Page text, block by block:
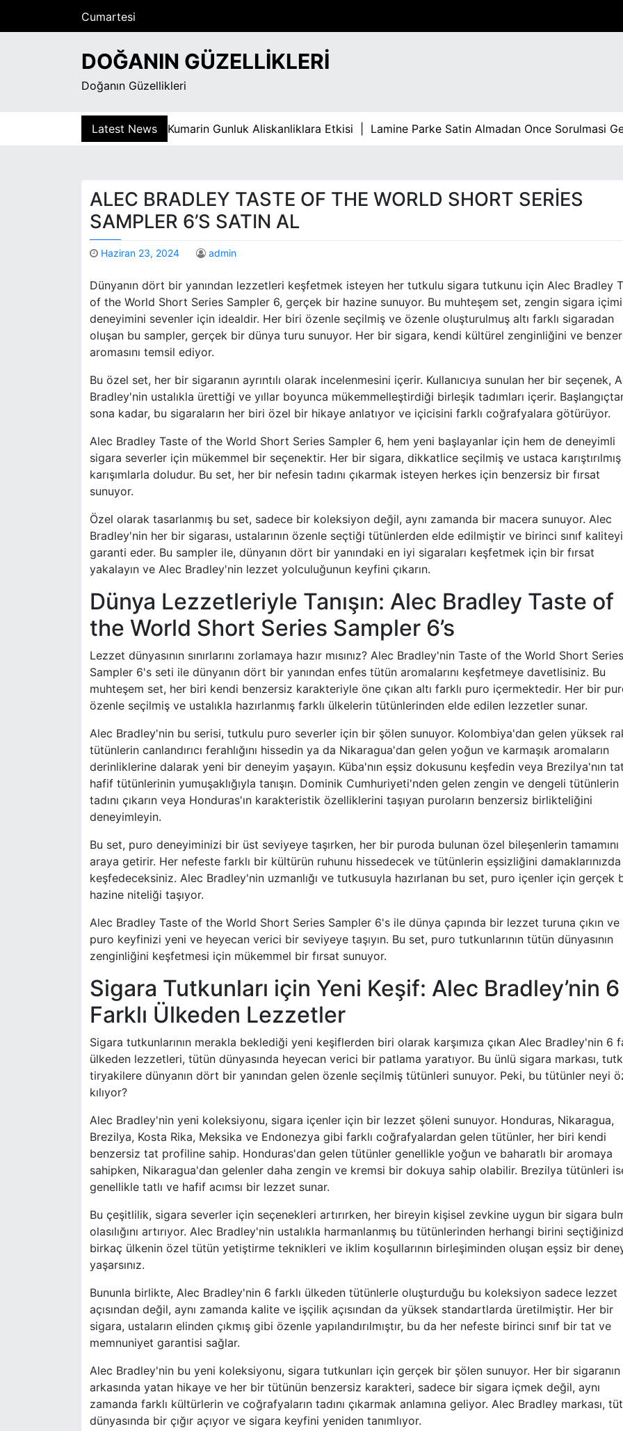
Cumartesi
Ağustos 8, 2026
5:58 pm
DOĞANIN GÜZELLIKLERI
Doğanın Güzellikleri
Latest NewsKumarin Gunluk Aliskanliklara Etkisi |Lamine Parke Satin Almadan Once Sorulmasi
ALEC BRADLEY TASTE OF THE WORLD SHORT SERIES
SAMPLER 6’S SATIN AL
Haziran 23, 2024 admin
Dünyanın dört bir yanından lezzetleri keşfetmek isteyen her tutkulu sigara tutkunu için Alec Bradley
of the World Short Series Sampler 6, gerçek bir hazine sunuyor. Bu muhteşem set, zengin sigara içimi
deneyimini sevenler için idealdir. Her biri özenle seçilmiş ve özenle oluşturulmuş altı farklı sigaradan
oluşan bu sampler, gerçek bir dünya turu sunuyor. Her bir sigara, kendi kültürel zenginliğini ve
aromasını temsil ediyor.
Bu özel set, her bir sigaranın ayrıntılı olarak incelenmesini içerir. Kullanıcıya sunulan her bir seçenek,
Bradley'nin ustalıkla ürettiği ve yıllar boyunca mükemmelleştirdiği birleşik tadımları içerir.
sona kadar, bu sigaraların her biri özel bir hikaye anlatıyor ve içicisini farklı coğrafyalara götürüyor.
Alec Bradley Taste of the World Short Series Sampler 6, hem yeni başlayanlar için hem de deneyimli
sigara severler için mükemmel bir seçenektir. Her bir sigara, dikkatlice seçilmiş ve ustaca
karışımlarla doludur. Bu set, her bir nefesin tadını çıkarmak isteyen herkes için benzersiz bir fırsat
sunuyor.
Özel olarak tasarlanmış bu set, sadece bir koleksiyon değil, aynı zamanda bir macera sunuyor. Alec
Bradley'nin her bir sigarası, ustalarının özenle seçtiği tütünlerden elde edilmiştir ve birinci sınıf kaliteyi
garanti eder. Bu sampler ile, dünyanın dört bir yanındaki en iyi sigaraları keşfetmek için bir fırsat
yakalayın ve Alec Bradley'nin lezzet yolculuğunun keyfini çıkarın.
Dünya Lezzetleriyle Tanışın: Alec Bradley Taste of
the World Short Series Sampler 6’s
Lezzet dünyasının sınırlarını zorlamaya hazır mısınız? Alec Bradley'nin Taste of the World Short Series
Sampler 6's seti ile dünyanın dört bir yanından enfes tütün aromalarını keşfetmeye davetlisiniz. Bu
muhteşem set, her biri kendi benzersiz karakteriyle öne çıkan altı farklı puro içermektedir. Her bir
özenle seçilmiş ve ustalıkla hazırlanmış farklı ülkelerin tütünlerinden elde edilen lezzetler sunar.
Alec Bradley'nin bu serisi, tutkulu puro severler için bir şölen sunuyor. Kolombiya'dan gelen yüksek
tütünlerin canlandırıcı ferahlığını hissedin ya da Nikaragua'dan gelen yoğun ve karmaşık aromaların
derinliklerine dalarak yeni bir deneyim yaşayın. Küba'nın eşsiz dokusunu keşfedin veya Brezilya'nın
hafif tütünlerinin yumuşaklığıyla tanışın. Dominik Cumhuriyeti'nden gelen zengin ve dengeli tütünlerin
tadını çıkarın veya Honduras'ın karakteristik özelliklerini taşıyan puroların benzersiz birlikteliğini
deneyimleyin.
Bu set, puro deneyiminizi bir üst seviyeye taşırken, her bir puroda bulunan özel bileşenlerin tamamını
araya getirir. Her nefeste farklı bir kültürün ruhunu hissedecek ve tütünlerin eşsizliğini damaklarınızda
keşfedeceksiniz. Alec Bradley'nin uzmanlığı ve tutkusuyla hazırlanan bu set, puro içenler için gerçek
hazine niteliği taşıyor.
Alec Bradley Taste of the World Short Series Sampler 6's ile dünya çapında bir lezzet turuna çıkın ve
puro keyfinizi yeni ve heyecan verici bir seviyeye taşıyın. Bu set, puro tutkunlarının tütün dünyasının
zenginliğini keşfetmesi için mükemmel bir fırsat sunuyor.
Sigara Tutkunları için Yeni Keşif: Alec Bradley’nin 6
Farklı Ülkeden Lezzetler
Sigara tutkunlarının merakla beklediği yeni keşiflerden biri olarak karşımıza çıkan Alec Bradley'nin 6
ülkeden lezzetleri, tütün dünyasında heyecan verici bir patlama yaratıyor. Bu ünlü sigara markası,
tiryakilere dünyanın dört bir yanından gelen özenle seçilmiş tütünleri sunuyor. Peki, bu tütünler neyi
kılıyor?
Alec Bradley'nin yeni koleksiyonu, sigara içenler için bir lezzet şöleni sunuyor. Honduras, Nikaragua,
Brezilya, Kosta Rika, Meksika ve Endonezya gibi farklı coğrafyalardan gelen tütünler, her biri kendi
benzersiz tat profiline sahip. Honduras'dan gelen tütünler genellikle yoğun ve baharatlı bir aromaya
sahipken, Nikaragua'dan gelenler daha zengin ve kremsi bir dokuya sahip olabilir. Brezilya tütünleri
genellikle tatlı ve hafif acımsı bir lezzet sunar.
Bu çeşitlilik, sigara severler için seçenekleri artırırken, her bireyin kişisel zevkine uygun bir sigara
olasılığını artırıyor. Alec Bradley'nin ustalıkla harmanlanmış bu tütünlerinden herhangi birini
birkaç ülkenin özel tütün yetiştirme teknikleri ve iklim koşullarının birleşiminden oluşan eşsiz bir
yaşarsınız.
Bununla birlikte, Alec Bradley'nin 6 farklı ülkeden tütünlerle oluşturduğu bu koleksiyon sadece lezzet
açısından değil, aynı zamanda kalite ve işçilik açısından da yüksek standartlarda üretilmiştir. Her bir
sigara, ustaların elinden çıkmış gibi özenle yapılandırılmıştır, bu da her nefeste birinci sınıf bir tat ve
memnuniyet garantisi sağlar.
Alec Bradley'nin bu yeni koleksiyonu, sigara tutkunları için gerçek bir şölen sunuyor. Her bir sigaranın
arkasında yatan hikaye ve her bir tütünün benzersiz karakteri, sadece bir sigara içmek değil, aynı
zamanda farklı kültürlerin ve coğrafyaların tadını çıkarmak anlamına geliyor. Alec Bradley markası,
dünyasında bir çığır açıyor ve sigara keyfini yeniden tanımlıyor.